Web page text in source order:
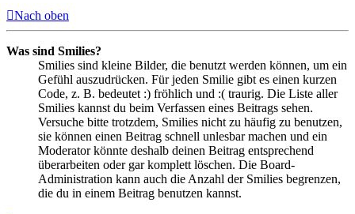
Nach oben
Was sind Smilies?
Smilies sind kleine Bilder, die benutzt werden können, um ein
Gefühl auszudrücken. Für jeden Smilie gibt es einen kurzen
Code, z. B. bedeutet :) fröhlich und :( traurig. Die Liste aller
Smilies kannst du beim Verfassen eines Beitrags sehen.
Versuche bitte trotzdem, Smilies nicht zu häufig zu benutzen,
sie können einen Beitrag schnell unlesbar machen und ein
Moderator könnte deshalb deinen Beitrag entsprechend
überarbeiten oder gar komplett löschen. Die Board-
Administration kann auch die Anzahl der Smilies begrenzen,
die du in einem Beitrag benutzen kannst.